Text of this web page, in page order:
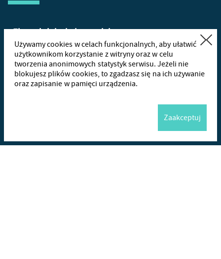
Używamy cookies w celach funkcjonalnych, aby ułatwić
użytkownikom korzystanie z witryny oraz w celu
tworzenia anonimowych statystyk serwisu. Jeżeli nie
blokujesz plików cookies, to zgadzasz się na ich używanie
oraz zapisanie w pamięci urządzenia.
Zaakceptuj